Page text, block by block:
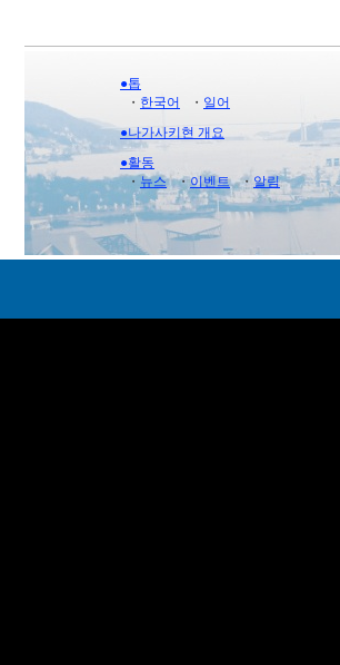
●톱
・ 한국어 ・ 일어
●나가사키현 개요
●활동
・ 뉴스・이벤트・ 알림